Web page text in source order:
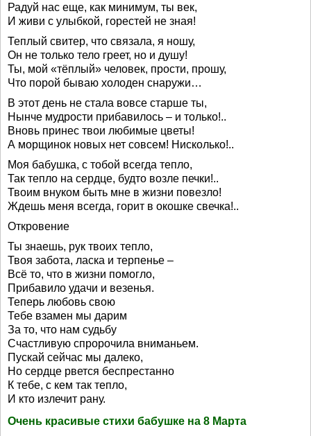
Радуй нас еще, как минимум, ты век,
И живи с улыбкой, горестей не зная!
Теплый свитер, что связала, я ношу,
Он не только тело греет, но и душу!
Ты, мой «тёплый» человек, прости, прошу,
Что порой бываю холоден снаружи…
В этот день не стала вовсе старше ты,
Нынче мудрости прибавилось – и только!..
Вновь принес твои любимые цветы!
А морщинок новых нет совсем! Нисколько!..
Моя бабушка, с тобой всегда тепло,
Так тепло на сердце, будто возле печки!..
Твоим внуком быть мне в жизни повезло!
Ждешь меня всегда, горит в окошке свечка!..
Откровение
Ты знаешь, рук твоих тепло,
Твоя забота, ласка и терпенье –
Всё то, что в жизни помогло,
Прибавило удачи и везенья.
Теперь любовь свою
Тебе взамен мы дарим
За то, что нам судьбу
Счастливую спророчила вниманьем.
Пускай сейчас мы далеко,
Но сердце рвется беспрестанно
К тебе, с кем так тепло,
И кто излечит рану.
Очень красивые стихи бабушке на 8 Марта